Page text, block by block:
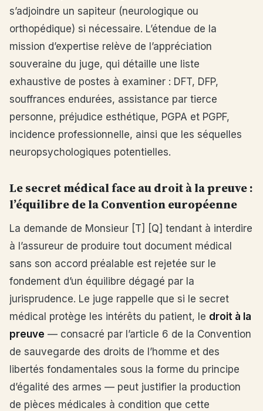
s’adjoindre un sapiteur (neurologique ou
orthopédique) si nécessaire. L’étendue de la
mission d’expertise relève de l’appréciation
souveraine du juge, qui détaille une liste
exhaustive de postes à examiner : DFT, DFP,
souffrances endurées, assistance par tierce
personne, préjudice esthétique, PGPA et PGPF,
incidence professionnelle, ainsi que les séquelles
neuropsychologiques potentielles.
Le secret médical face au droit à la preuve :
l’équilibre de la Convention européenne
La demande de Monsieur [T] [Q] tendant à interdire
à l’assureur de produire tout document médical
sans son accord préalable est rejetée sur le
fondement d’un équilibre dégagé par la
jurisprudence. Le juge rappelle que si le secret
médical protège les intérêts du patient, le droit à la
preuve — consacré par l’article 6 de la Convention
de sauvegarde des droits de l’homme et des
libertés fondamentales sous la forme du principe
d’égalité des armes — peut justifier la production
de pièces médicales à condition que cette